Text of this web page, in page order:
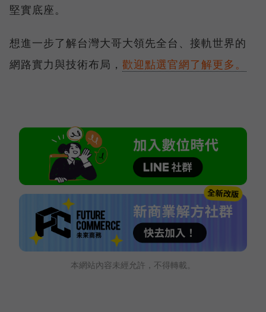
堅實底座。
想進一步了解台灣大哥大領先全台、接軌世界的
網路實力與技術布局， 歡迎點選官網了解更多。
本網站內容未經允許，不得轉載。